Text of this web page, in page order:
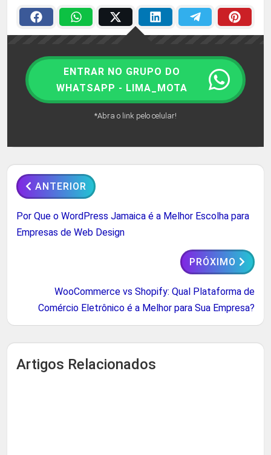
ENTRAR NO GRUPO DO
WHATSAPP - LIMA_MOTA
*Abra o link pelo celular!
ANTERIOR
Por Que o WordPress Jamaica é a Melhor Escolha para
Empresas de Web Design
PRÓXIMO
WooCommerce vs Shopify: Qual Plataforma de
Comércio Eletrônico é a Melhor para Sua Empresa?
Artigos Relacionados